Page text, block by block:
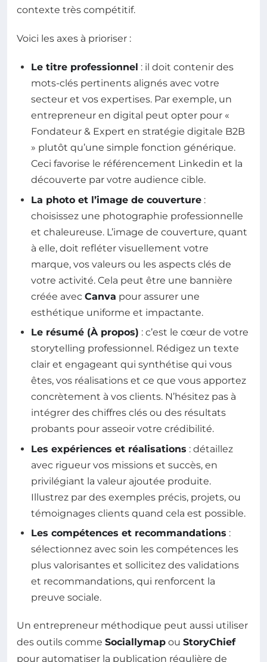
contexte très compétitif.
Voici les axes à prioriser :
Le titre professionnel : il doit contenir des
mots-clés pertinents alignés avec votre
secteur et vos expertises. Par exemple, un
entrepreneur en digital peut opter pour «
Fondateur & Expert en stratégie digitale B2B
» plutôt qu’une simple fonction générique.
Ceci favorise le référencement Linkedin et la
découverte par votre audience cible.
La photo et l’image de couverture :
choisissez une photographie professionnelle
et chaleureuse. L’image de couverture, quant
à elle, doit refléter visuellement votre
marque, vos valeurs ou les aspects clés de
votre activité. Cela peut être une bannière
créée avec Canva pour assurer une
esthétique uniforme et impactante.
Le résumé (À propos) : c’est le cœur de votre
storytelling professionnel. Rédigez un texte
clair et engageant qui synthétise qui vous
êtes, vos réalisations et ce que vous apportez
concrètement à vos clients. N’hésitez pas à
intégrer des chiffres clés ou des résultats
probants pour asseoir votre crédibilité.
Les expériences et réalisations : détaillez
avec rigueur vos missions et succès, en
privilégiant la valeur ajoutée produite.
Illustrez par des exemples précis, projets, ou
témoignages clients quand cela est possible.
Les compétences et recommandations :
sélectionnez avec soin les compétences les
plus valorisantes et sollicitez des validations
et recommandations, qui renforcent la
preuve sociale.
Un entrepreneur méthodique peut aussi utiliser
des outils comme Sociallymap ou StoryChief
pour automatiser la publication régulière de